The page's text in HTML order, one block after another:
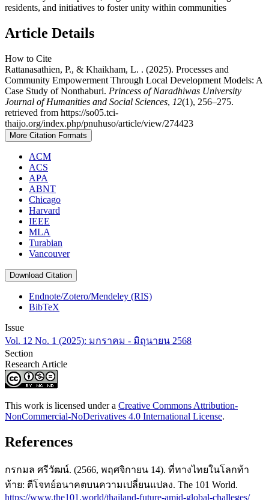
residents, and initiatives to foster unity within communities
Article Details
How to Cite
Rattanasathien, P., & Khaikham, L. . (2025). Processes and
Community Empowerment Through Local Development Models: A
Case Study of Nonthaburi. Princess of Naradhiwas University
Journal of Humanities and Social Sciences, 12(1), 256–275.
retrieved from https://so05.tci-
thaijo.org/index.php/pnuhuso/article/view/274423
More Citation Formats
ACM
ACS
APA
ABNT
Chicago
Harvard
IEEE
MLA
Turabian
Vancouver
Download Citation
Endnote/Zotero/Mendeley (RIS)
BibTeX
Issue
Vol. 12 No. 1 (2025): มกราคม - มิถุนายน 2568
Section
Research Article
This work is licensed under a Creative Commons Attribution-
NonCommercial-NoDerivatives 4.0 International License.
References
กรกมล ศรีวัฒน์. (2566, พฤศจิกายน 14). ที่ทางไทยในโลกท้า
ท้าย: ตีโจทย์อนาคตบนความเปลี่ยนแปลง. The 101 World.
https://www.the101.world/thailand-future-amid-global-challeges/